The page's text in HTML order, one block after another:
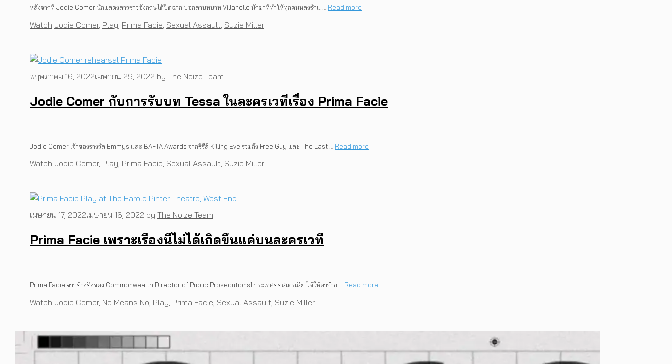
หลังจากที่ Jodie Comer นักแสดงสาวชาวอังกฤษได้ปิดฉาก บอกลาบทบาท Villanelle นักฆ่าที่ทำให้ทุกคนหลงรักแ … Read more
Categories
Watch Tags
Jodie Comer, Play Prima Facie Sexual Assault Suzie Miller
Jodie Comer กับการรับบท Tessa ในละครเวทีเรื่อง Prima Facie
พฤษภาคม 16, 2022เมษายน 29, 2022 by The Noize Team
Jodie Comer เจ้าของรางวัล Emmys และ BAFTA Awards จากซีรีส์ Killing Eve รวมถึง Free Guy และ The Last … Read more
Categories
Watch Tags
Jodie Comer, Play, Prima Facie, Sexual Assault, Suzie Miller
Prima Facie เพราะเรื่องนี้ไม่ได้เกิดขึ้นแค่บนละครเวที
เมษายน 17, 2022เมษายน 16, 2022 by The Noize Team
Prima Facie จากอ้างอิงของ Commonwealth Director of Public Prosecutions1 ประเทศออสเตรเลีย ได้ให้คำจำก … Read more
Categories
Watch Tags
Jodie Comer, No Means No Play Prima Facie Sexual Assault Suzie Miller